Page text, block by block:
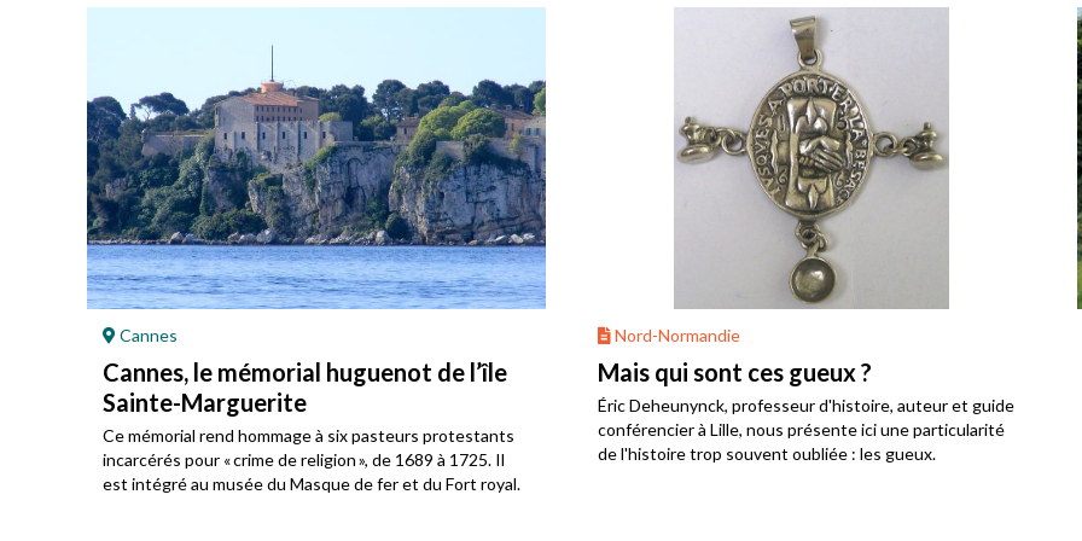
Cannes
Cannes, le mémorial huguenot de l’île
Sainte-Marguerite
Ce mémorial rend hommage à six pasteurs protestants
incarcérés pour « crime de religion », de 1689 à 1725. Il
est intégré au musée du Masque de fer et du Fort royal.
Nord-Normandie
Mais qui sont ces gueux ?
Éric Deheunynck, professeur d'histoire, auteur et guide
conférencier à Lille, nous présente ici une particularité
de l'histoire trop souvent oubliée : les gueux.